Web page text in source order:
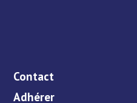
Contact
Adhérer